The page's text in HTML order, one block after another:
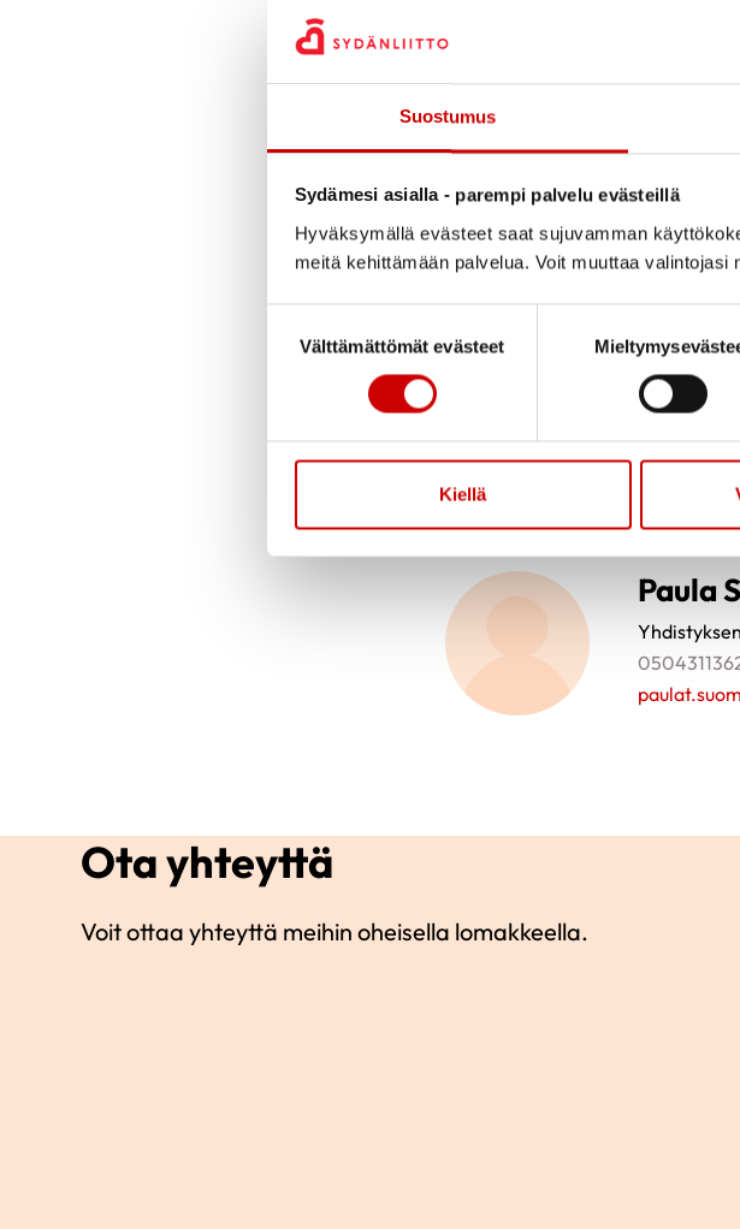
Suostumus
Sydämesi asialla - parempi palvelu evästeillä
Hyväksymällä evästeet saat sujuvamman
meitä kehittämään palvelua. Voit muuttaa
Välttämättömät evästeet
Kiellä
Tiina
0407252973
Pirjo
Yhdistyksen
Paula
Ota yhteyttä
Voit ottaa yhteyttä meihin oheisella lomakkeella.